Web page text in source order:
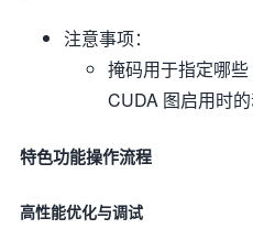
注意事项：
掩码用于指定哪
CUDA 图启用时的
特色功能操作流程
高性能优化与调试